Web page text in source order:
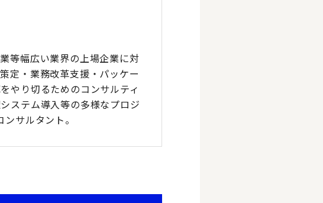
等幅広い業界の上場企業に対
定・業務改革支援・パッケー
やり切るためのコンサルティ
ステム導入等の多様なプロジ
サルタント。